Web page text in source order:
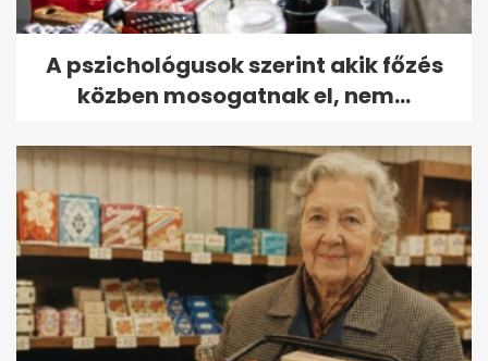
A pszichológusok szerint akik főzés
közben mosogatnak el, nem...